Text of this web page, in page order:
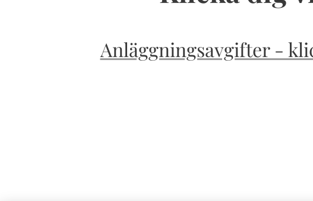
Anläggningsavgifter -